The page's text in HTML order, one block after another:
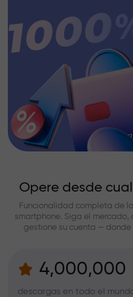
Opere desde
Funcionalidad completa de
smartphone. Siga el mercado,
gestione su cuenta — donde
4,000,000
descargas en todo el